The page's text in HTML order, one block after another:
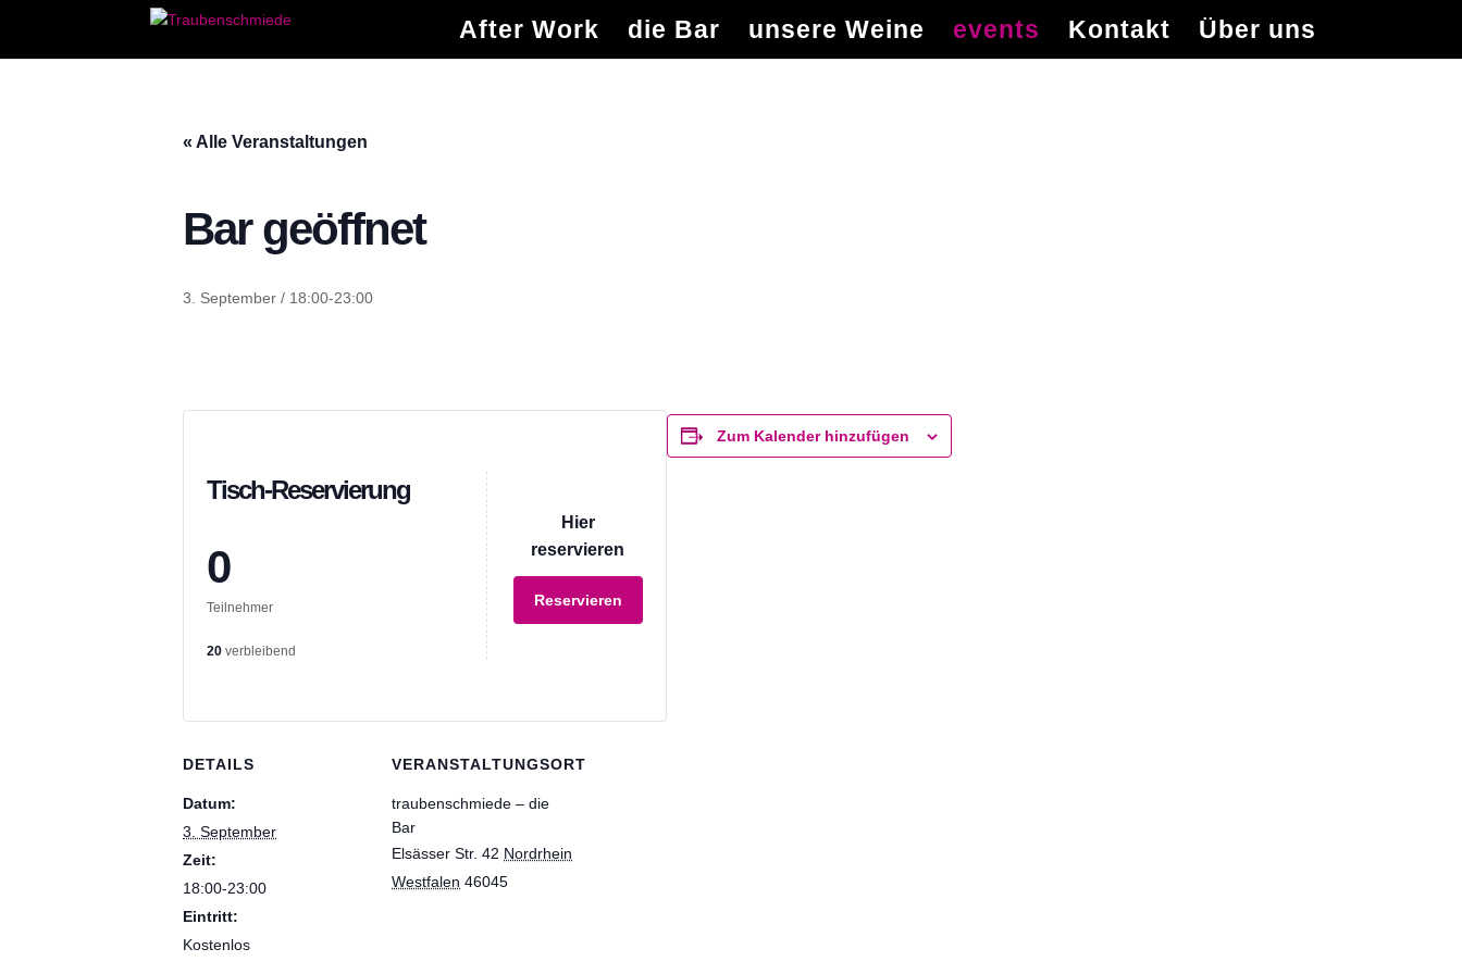
After Work die Bar unsere Weine events Kontakt Über uns
« Alle Veranstaltungen
Bar geöffnet
3. September / 18:00-23:00
Tisch-Reservierung
0
Teilnehmer
20 verbleibend
Hier
reservieren
Reservieren
Zum Kalender hinzufügen
DETAILS
Datum:
3. September
Zeit:
18:00-23:00
Eintritt:
Kostenlos
VERANSTALTUNGSORT
traubenschmiede – die
Bar
Elsässer Str. 42 Nordrhein
Westfalen 46045